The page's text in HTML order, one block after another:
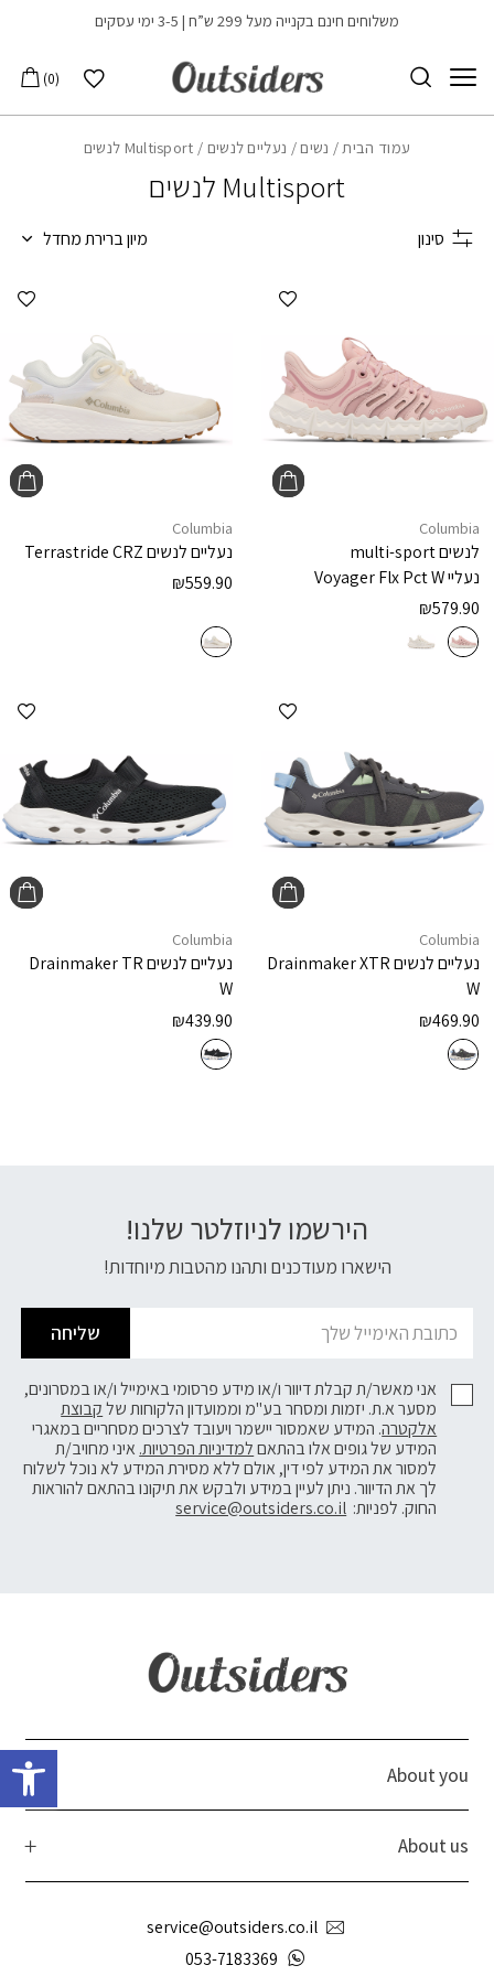
Skip to Contentמשלוחים חינם בקנייה מעל 299 ש”ח | 3-5 ימי עסקים
הרשימה שלי
0
עמוד הבית/ נשים / נעליים לנשים / Multisport לנשים
Multisport לנשים
סינון מיון ברירת מחדל
הוספה למועדפים
Columbia
לנשים multi-sport
נעלייVoyager Flx Pct W
₪579.90
Columbia
נעליים לנשיםTerrastride CRZ
₪559.90
הוספה למועדפים
Columbia
נעליים לנשיםDrainmaker XTR
W
₪469.90
Columbia
נעליים לנשיםDrainmaker TR
W
₪439.90
הירשמו לניוזלטר שלנו!
הישארו מעודכנים ותהנו מהטבות מיוחדות!
שליחה
אני מאשר/ת קבלת דיוור ו/או מידע פרסומי באימייל ו/או במסרונים,
מסער א.ת. יזמות ומסחר בע"מ וממועדון הלקוחות שלקבוצת
אלקטרה. המידע שאמסור יישמר ויעובד לצרכים מסחריים במאגרי
המידע של גופים אלו בהתאםלמדיניות הפרטיות. איני מחויב/ת
למסור את המידע לפי דין, אולם ללא מסירת המידע לא נוכל לשלוח
לך את הדיוור. ניתן לעיין במידע ולבקש את תיקונו בהתאם להוראות
החוק. לפניות: service@outsiders.co.il
About you
About us
service@outsiders.co.il
053-7183369